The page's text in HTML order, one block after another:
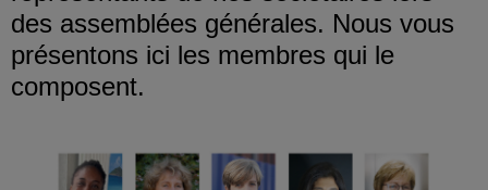
des assemblées générales. Nous vous
présentons ici les membres qui le
composent.